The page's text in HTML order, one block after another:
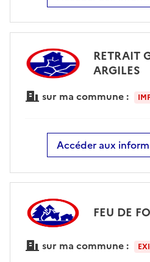
RETRAIT
ARGILES
sur ma commune :
Accéder aux
FEU DE
sur ma commune :